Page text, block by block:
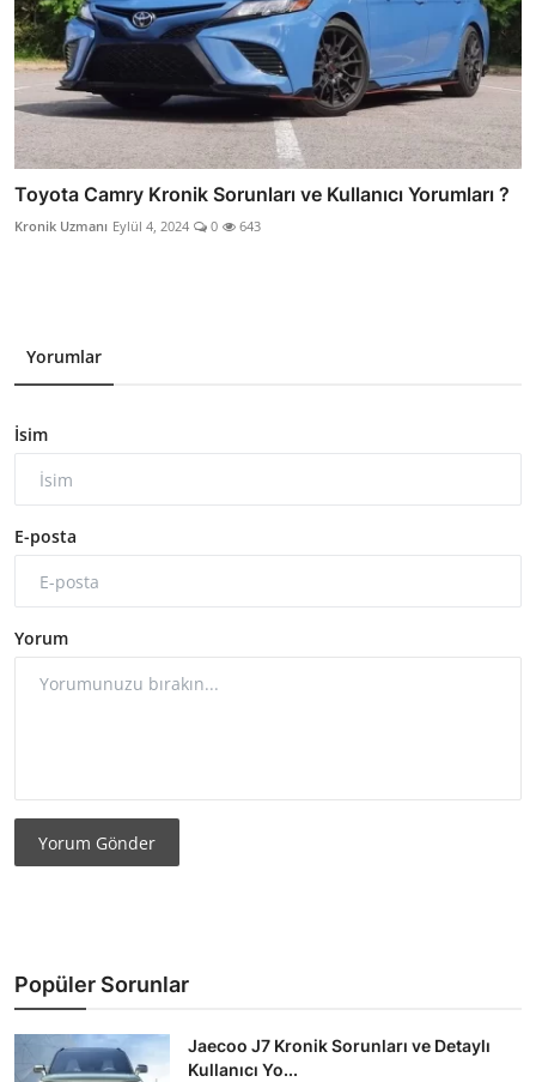
Toyota Camry Kronik Sorunları ve Kullanıcı Yorumları ?
Kronik Uzmanı Eylül 4, 2024 0 643
Yorumlar
İsim
E-posta
Yorum
Yorum Gönder
Popüler Sorunlar
Jaecoo J7 Kronik Sorunları ve Detaylı
Kullanıcı Yo...